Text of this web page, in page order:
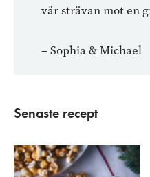
vår strävan mot en
– Sophia & Michael
Senaste recept